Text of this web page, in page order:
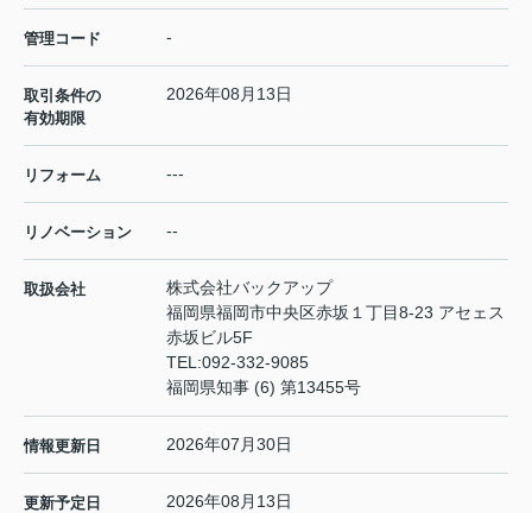
管理コード -
取引条件の
有効期限
2026年08月13日
リフォーム ---
リノベーション --
取扱会社
株式会社バックアップ
福岡県福岡市中央区赤坂１丁目8-23 アセェス
赤坂ビル5F
TEL:092-332-9085
福岡県知事 (6) 第13455号
情報更新日 2026年07月30日
更新予定日 2026年08月13日